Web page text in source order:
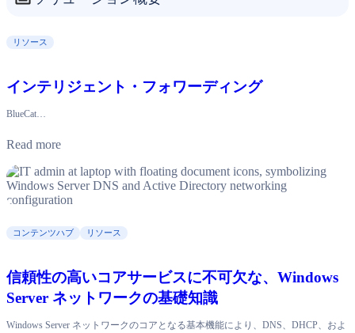
リソース
インテリジェント・フォワーディング
BlueCat…
Read more
コンテンツハブ リソース
信頼性の高いコアサービスに不可欠な、Windows
Server ネットワークの基礎知識
Windows Server ネットワークのコアとなる基本機能により、DNS、DHCP、およ